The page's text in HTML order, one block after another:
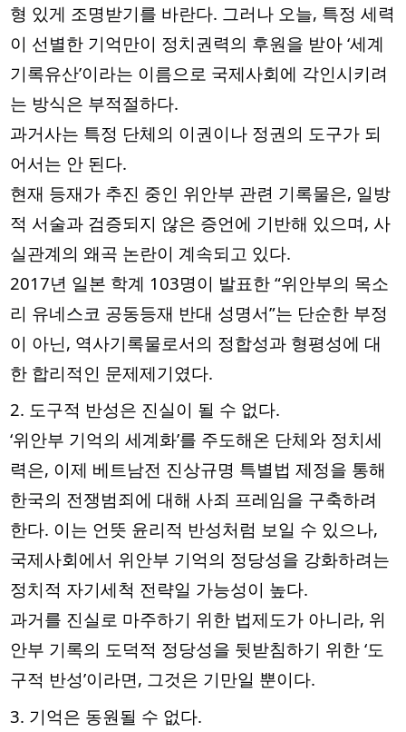
형 있게 조명받기를 바란다. 그러나 오늘, 특정 세력
이 선별한 기억만이 정치권력의 후원을 받아 ‘세계
기록유산’이라는 이름으로 국제사회에 각인시키려
는 방식은 부적절하다.
과거사는 특정 단체의 이권이나 정권의 도구가 되
어서는 안 된다.
현재 등재가 추진 중인 위안부 관련 기록물은, 일방
적 서술과 검증되지 않은 증언에 기반해 있으며, 사
실관계의 왜곡 논란이 계속되고 있다.
2017년 일본 학계 103명이 발표한 “위안부의 목소
리 유네스코 공동등재 반대 성명서”는 단순한 부정
이 아닌, 역사기록물로서의 정합성과 형평성에 대
한 합리적인 문제제기였다.
2. 도구적 반성은 진실이 될 수 없다.
‘위안부 기억의 세계화’를 주도해온 단체와 정치세
력은, 이제 베트남전 진상규명 특별법 제정을 통해
한국의 전쟁범죄에 대해 사죄 프레임을 구축하려
한다. 이는 언뜻 윤리적 반성처럼 보일 수 있으나,
국제사회에서 위안부 기억의 정당성을 강화하려는
정치적 자기세척 전략일 가능성이 높다.
과거를 진실로 마주하기 위한 법제도가 아니라, 위
안부 기록의 도덕적 정당성을 뒷받침하기 위한 ‘도
구적 반성’이라면, 그것은 기만일 뿐이다.
3. 기억은 동원될 수 없다.